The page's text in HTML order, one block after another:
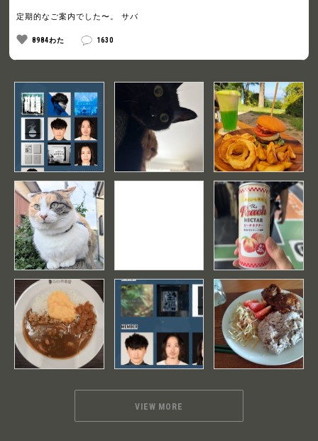
定期的なご案内でした〜。 サバ
8984わた 1630
VIEW MORE